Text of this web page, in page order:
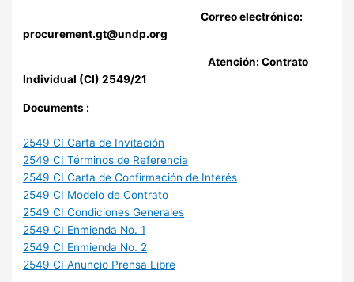
Correo electrónico:
procurement.gt@undp.org
Atención: Contrato
Individual (CI) 2549/21
Documents :
2549 CI Carta de Invitación
2549 CI Términos de Referencia
2549 CI Carta de Confirmación de Interés
2549 CI Modelo de Contrato
2549 CI Condiciones Generales
2549 CI Enmienda No. 1
2549 CI Enmienda No. 2
2549 CI Anuncio Prensa Libre